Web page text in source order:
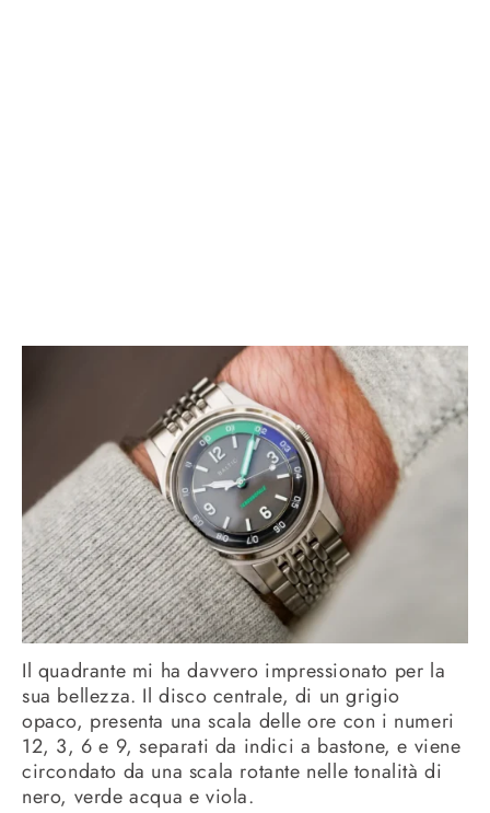
Il quadrante mi ha davvero impressionato per la
sua bellezza. Il disco centrale, di un grigio
opaco, presenta una scala delle ore con i numeri
12, 3, 6 e 9, separati da indici a bastone, e viene
circondato da una scala rotante nelle tonalità di
nero, verde acqua e viola.